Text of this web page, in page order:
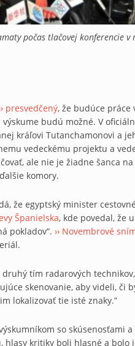
počas tlačovej konferencie v
presvedčený, že budúce
budú možné. V
kráľovi Tutanchamonovi a
vedeckému projektu a
ale nie je žiadne šanca na
komory.
že egyptský minister
Španielska, kde povedal, že
pokladov“. ›› Novembrové
druhý tím radarových
skenovanie, aby videli, či
lokalizovať tie isté znaky.”
so skúsenosťami
hlasy kritiky boli hlasné a bolo